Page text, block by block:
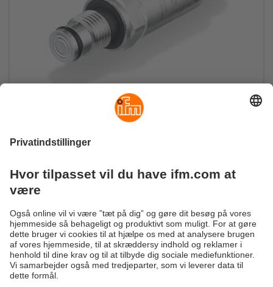
Forreste nedsænkede miniaturetryksensor med
G1/4 procestilslutning
Bæredygtighed
Generelle Salgs- og Leveringsbetingelser